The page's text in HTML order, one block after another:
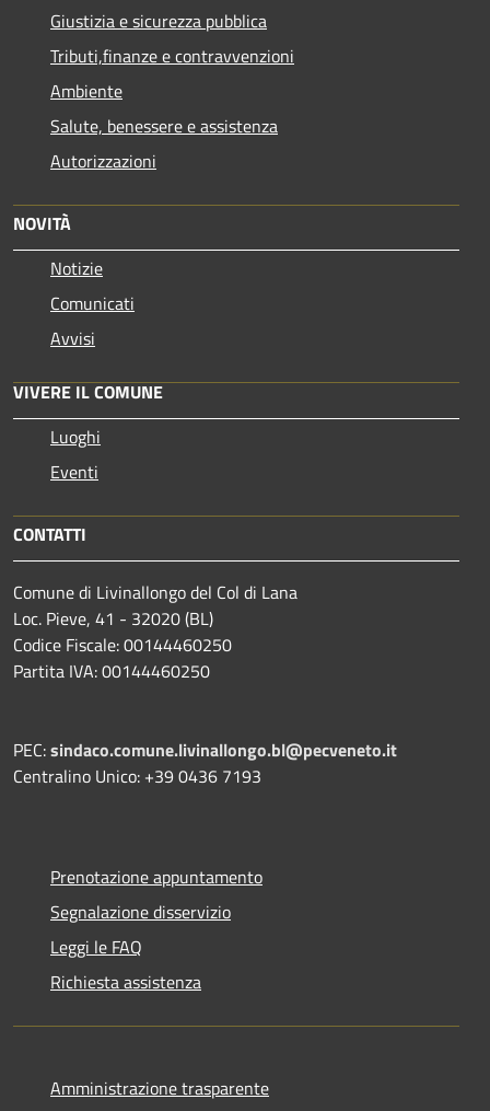
Giustizia e sicurezza pubblica
Tributi,finanze e contravvenzioni
Ambiente
Salute, benessere e assistenza
Autorizzazioni
NOVITÀ
Notizie
Comunicati
Avvisi
VIVERE IL COMUNE
Luoghi
Eventi
CONTATTI
Comune di Livinallongo del Col di Lana
Loc. Pieve, 41 - 32020 (BL)
Codice Fiscale: 00144460250
Partita IVA: 00144460250
PEC:sindaco.comune.livinallongo.bl@pecveneto.it
Centralino Unico: +39 0436 7193
Prenotazione appuntamento
Segnalazione disservizio
Leggi le FAQ
Richiesta assistenza
Amministrazione trasparente